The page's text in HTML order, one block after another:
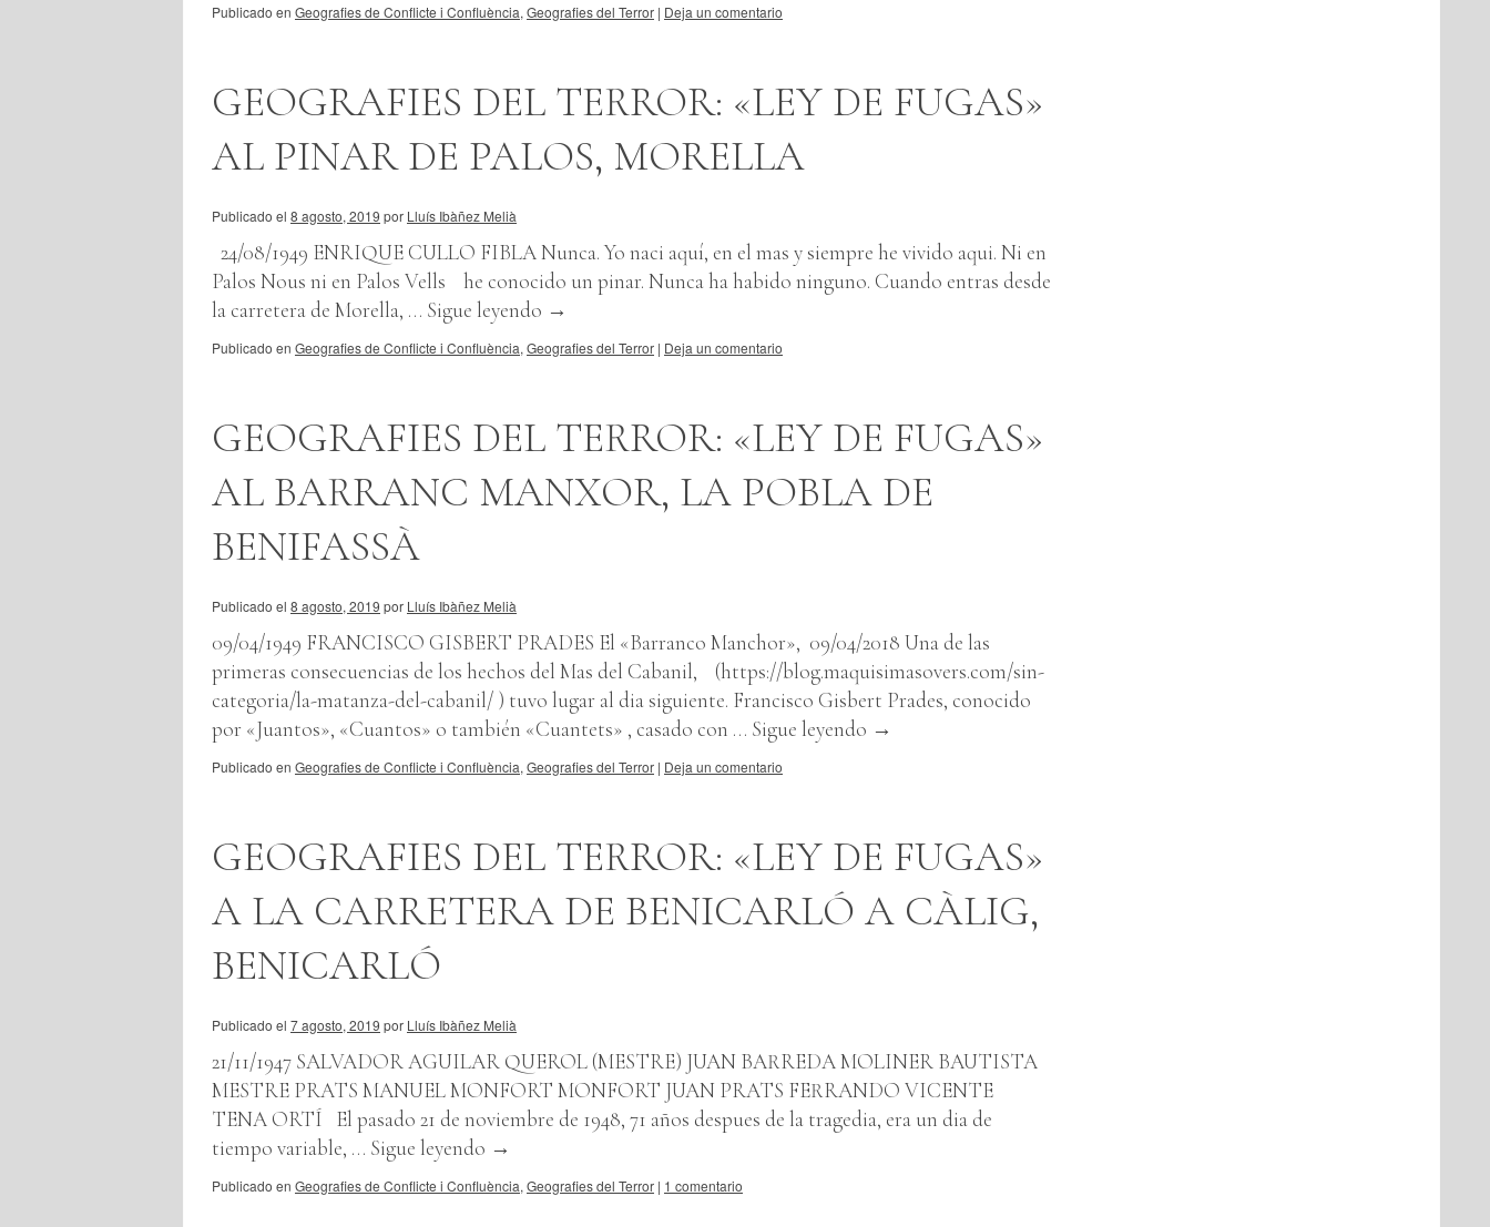
Publicado en Geografies de Conflicte i Confluència, Geografies del Terror | Deja un comentario
GEOGRAFIES DEL TERROR: «LEY DE FUGAS»
AL PINAR DE PALOS, MORELLA
Publicado el 8 agosto, 2019 por Lluís Ibàñez Melià
24/08/1949 ENRIQUE CULLO FIBLA Nunca. Yo naci aquí, en el mas y siempre he vivido aqui. Ni en
Palos Nous ni en Palos Vells he conocido un pinar. Nunca ha habido ninguno. Cuando entras desde
la carretera de Morella, … Sigue leyendo →
Publicado en Geografies de Conflicte i Confluència, Geografies del Terror | Deja un comentario
GEOGRAFIES DEL TERROR: «LEY DE FUGAS»
AL BARRANC MANXOR, LA POBLA DE
BENIFASSÀ
Publicado el 8 agosto, 2019 por Lluís Ibàñez Melià
09/04/1949 FRANCISCO GISBERT PRADES El «Barranco Manchor», 09/04/2018 Una de las
primeras consecuencias de los hechos del Mas del Cabanil, (https://blog.maquisimasovers.com/sin-
categoria/la-matanza-del-cabanil/ ) tuvo lugar al dia siguiente. Francisco Gisbert Prades, conocido
por «Juantos», «Cuantos» o también «Cuantets» , casado con … Sigue leyendo →
Publicado en Geografies de Conflicte i Confluència, Geografies del Terror | Deja un comentario
GEOGRAFIES DEL TERROR: «LEY DE FUGAS»
A LA CARRETERA DE BENICARLÓ A CÀLIG,
BENICARLÓ
Publicado el 7 agosto, 2019 por Lluís Ibàñez Melià
21/11/1947 SALVADOR AGUILAR QUEROL (MESTRE) JUAN BARREDA MOLINER BAUTISTA
MESTRE PRATS MANUEL MONFORT MONFORT JUAN PRATS FERRANDO VICENTE
TENA ORTÍ El pasado 21 de noviembre de 1948, 71 años despues de la tragedia, era un dia de
tiempo variable, … Sigue leyendo →
Publicado en Geografies de Conflicte i Confluència, Geografies del Terror | 1 comentario